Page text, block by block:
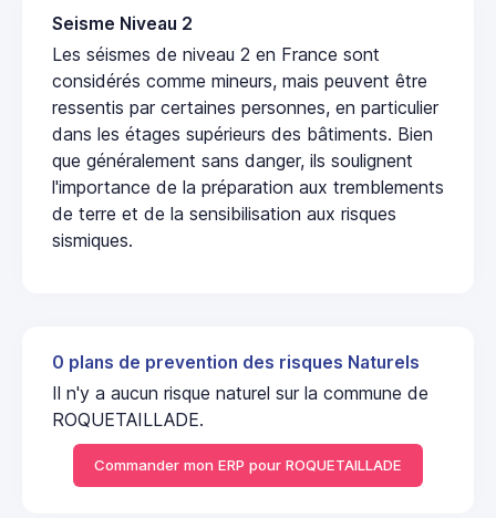
Seisme Niveau 2
Les séismes de niveau 2 en France sont
considérés comme mineurs, mais peuvent être
ressentis par certaines personnes, en particulier
dans les étages supérieurs des bâtiments. Bien
que généralement sans danger, ils soulignent
l'importance de la préparation aux tremblements
de terre et de la sensibilisation aux risques
sismiques.
0 plans de prevention des risques Naturels
Il n'y a aucun risque naturel sur la commune de
ROQUETAILLADE.
Commander mon ERP pour ROQUETAILLADE